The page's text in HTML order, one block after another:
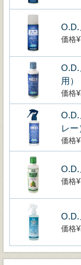
O.D.
価格
用）
価格
レ
価格
O.D.
価格
O.D.
価格